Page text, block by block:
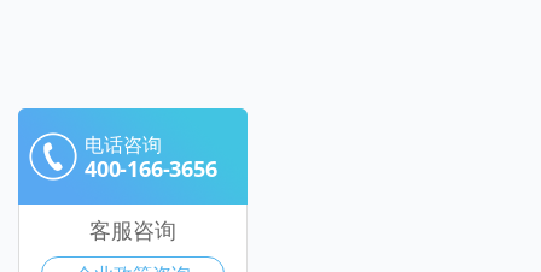
电话咨询
400-166-3656
客服咨询